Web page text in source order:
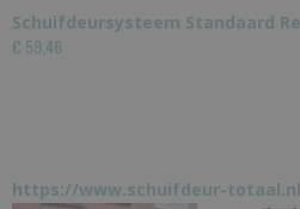
Schuifdeursysteem Standaard
€ 59,46
https://www.schuifdeur-